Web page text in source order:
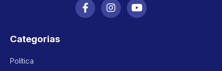
Categorias
Política